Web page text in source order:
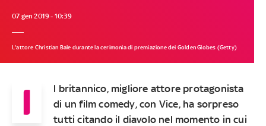
07 gen 2019 - 10:39
L'attore Christian Bale durante la cerimonia di premiazione dei Golden Globes (Getty)
I
l britannico, migliore attore protagonista
di un film comedy, con Vice, ha sorpreso
tutti citando il diavolo nel momento in cui